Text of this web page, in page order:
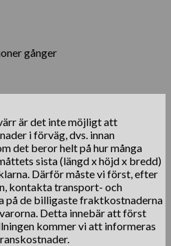
gånger
är det inte möjligt att
i förväg, dvs. innan
det beror helt på hur många
sista (längd x höjd x bredd)
Därför måste vi först, efter
kontakta transport- och
på de billigaste fraktkostnaderna
Detta innebär att först
kommer vi att informeras